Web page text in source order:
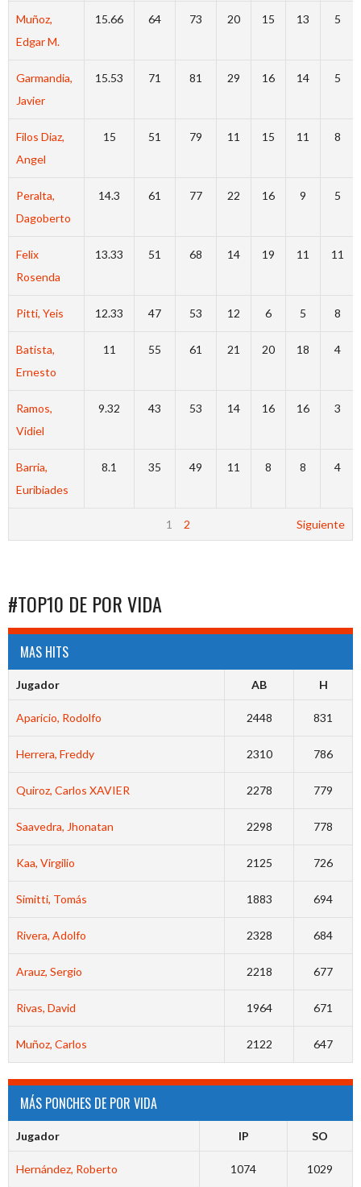
Muñoz,
Edgar M.
15.66 64 73 20 15 13 5
Garmandia,
Javier
15.53 71 81 29 16 14 5
Filos Diaz,
Angel
15 51 79 11 15 11 8
Peralta,
Dagoberto
14.3 61 77 22 16 9 5
Felix
Rosenda
13.33 51 68 14 19 11 11
Pitti, Yeis 12.33 47 53 12 6 5 8
Batista,
Ernesto
11 55 61 21 20 18 4
Ramos,
Vidiel
9.32 43 53 14 16 16 3
Barria,
Euribiades
8.1 35 49 11 8 8 4
1 2 Siguiente
#TOP10 DE POR VIDA
MAS HITS
Jugador AB H
Aparicio, Rodolfo 2448 831
Herrera, Freddy 2310 786
Quiroz, Carlos XAVIER 2278 779
Saavedra, Jhonatan 2298 778
Kaa, Virgilio 2125 726
Simitti, Tomás 1883 694
Rivera, Adolfo 2328 684
Arauz, Sergio 2218 677
Rivas, David 1964 671
Muñoz, Carlos 2122 647
MÁS PONCHES DE POR VIDA
Jugador IP SO
Hernández, Roberto 1074 1029